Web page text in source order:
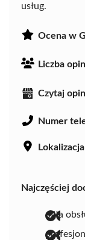
usług.
Ocena w
Liczba
Czytaj
Numer
Najczęściej
miła